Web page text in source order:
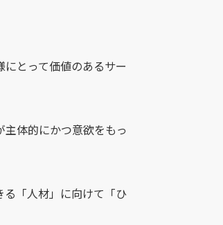
とって価値のあるサー
体的にかつ意欲をもっ
「人材」に向けて「ひ